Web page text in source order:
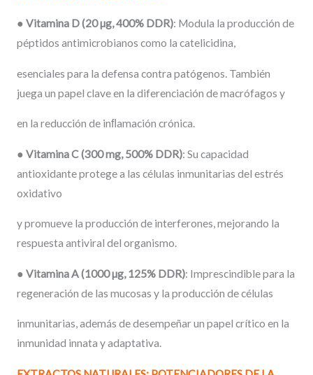
● Vitamina D(20µg,400% DDR): Modula la producción de
péptidos antimicrobianos como la catelicidina,
esenciales para la defensa contra patógenos. También
juega un papel clave en la diferenciación de macrófagos y
en la reducción de inﬂamación crónica.
● VitaminaC(300mg, 500% DDR): Su capacidad
antioxidante protege a las células inmunitarias del estrés
oxidativo
y promueve la producción de interferones, mejorando la
respuesta antiviral del organismo.
● VitaminaA(1000µg, 125% DDR): Imprescindible para la
regeneración de las mucosas y la producción de células
inmunitarias, además de desempeñar un papel crítico en la
inmunidad innata y adaptativa.